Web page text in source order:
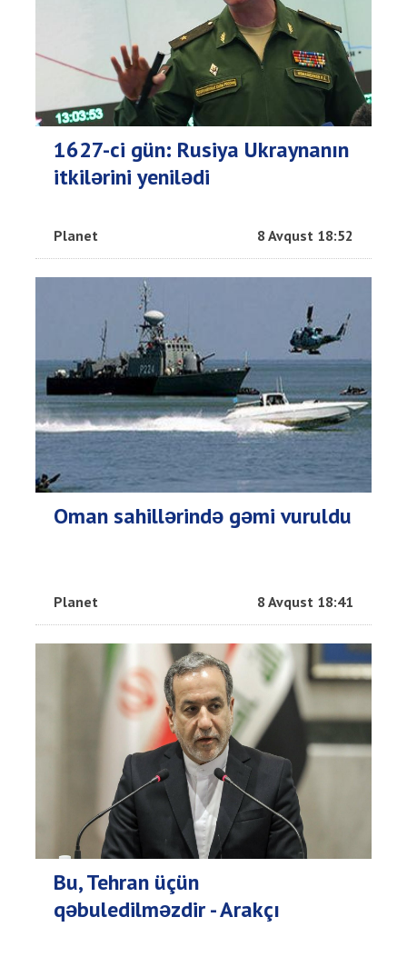
1627-ci gün: Rusiya Ukraynanın
itkilərini yenilədi
Planet 8 Avqust 18:52
Oman sahillərində gəmi vuruldu
Planet 8 Avqust 18:41
Bu, Tehran üçün
qəbuledilməzdir - Arakçı